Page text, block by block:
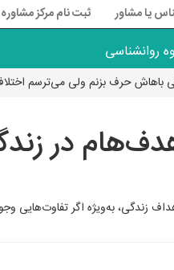
یا مشاور ثبت نام مرکز
روانشناسی
باهاش حرف بزنم ولی می‌ترسم
در
زندگی، به‌ویژه اگر تفاوت‌هایی